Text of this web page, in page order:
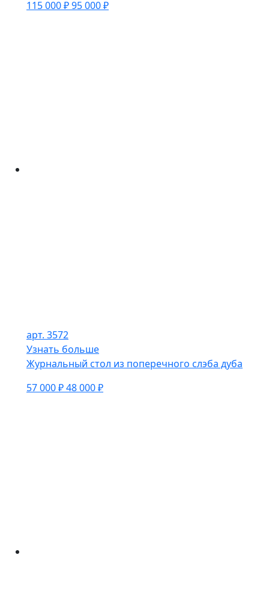
115 000 ₽95 000 ₽
арт. 3572
Узнать больше
Журнальный стол из поперечного слэба дуба
57 000 ₽48 000 ₽